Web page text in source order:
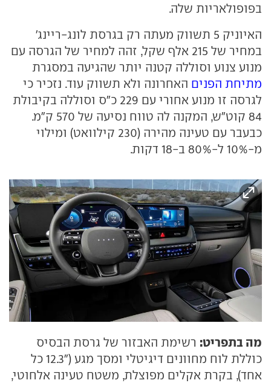
בפופולאריות שלה.
האיוניק 5 תשווק מעתה רק בגרסת לונג-ריינג'
במחיר של 215 אלף שקל, זהה למחיר של הגרסה עם
מנוע צנוע וסוללה קטנה יותר שהגיעה במסגרת
מתיחת הפנים האחרונה ולא תשווק עוד. נזכיר כי
לגרסה זו מנוע אחורי עם 229 כ"ס וסוללה בקיבולת
84 קוט"ש, המקנה לה טווח נסיעה של 570 ק"מ.
כבעבר עם טעינה מהירה (230 קילוואט) ומילוי
מ-10% ל-80% ב-18 דקות.
מה בתפריט: רשימת האבזור של גרסת הבסיס
כוללת לוח מחוונים דיגיטלי ומסך מגע ("12.3 כל
אחד), בקרת אקלים מפוצלת, משטח טעינה אלחוטי,